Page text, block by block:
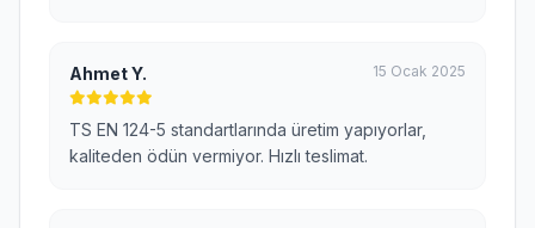
Ahmet Y. 15 Ocak 2025
TS EN 124-5 standartlarında üretim yapıyorlar,
kaliteden ödün vermiyor. Hızlı teslimat.